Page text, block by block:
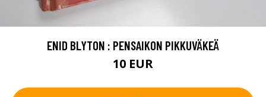
ENID BLYTON : PENSAIKON PIKKUVÄKEÄ
10 EUR